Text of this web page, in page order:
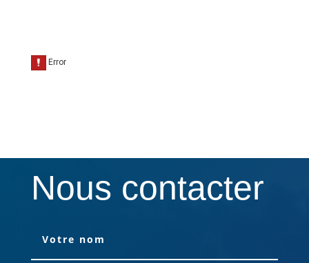
Nous contacter